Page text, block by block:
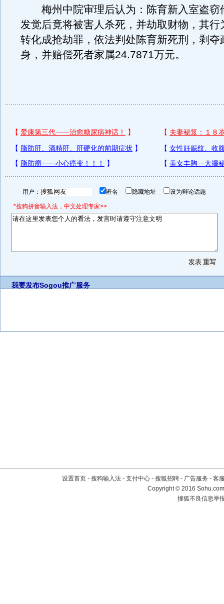
梅州中院审理后认为：陈育新入室盗窃
发觉后竟将被害人杀死，并劫取财物，其行
转化成抢劫罪，依法判处陈育新死刑，剥夺
身，并赔偿死者家属24.7871万元。
用户： 匿名 隐藏地址 设为辩论话题
*搜狗拼音输入法，中文处理专家>>
我要发布Sogou推广服务
设置首页 - 搜狗输入法 - 支付中心 - 搜狐招聘 - 广告服务 - 客
Copyright©2016
搜狐不良信息举